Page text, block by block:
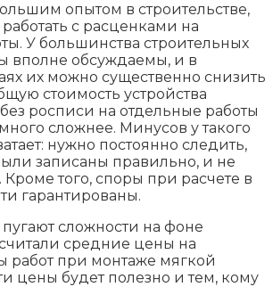
опытом в строительстве,
с расценками на
У большинства строительных
вполне обсуждаемы, и в
их можно существенно снизить
стоимость устройства
росписи на отдельные работы
сложнее. Минусов у такого
нужно постоянно следить,
записаны правильно, и не
того, споры при расчете в
гарантированы.
пугают сложности на фоне
средние цены на
работ при монтаже мягкой
цены будет полезно и тем, кому